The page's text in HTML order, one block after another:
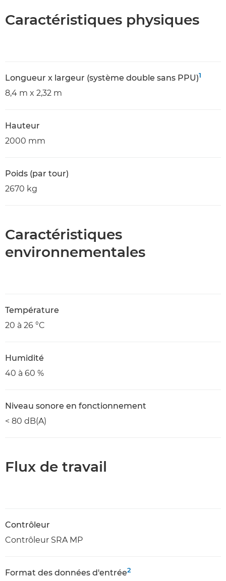
Caractéristiques physiques
Longueur x largeur (système double sans PPU)1
8,4 m x 2,32 m
Hauteur
2000 mm
Poids (par tour)
2670 kg
Caractéristiques
environnementales
Température
20 à 26 °C
Humidité
40 à 60 %
Niveau sonore en fonctionnement
< 80 dB(A)
Flux de travail
Contrôleur
Contrôleur SRA MP
Format des données d'entrée2